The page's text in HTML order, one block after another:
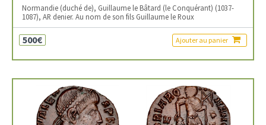
Normandie (duché de), Guillaume le Bâtard (le Conquérant) (1037-
1087), AR denier. Au nom de son fils Guillaume le Roux
500€ Ajouter au panier